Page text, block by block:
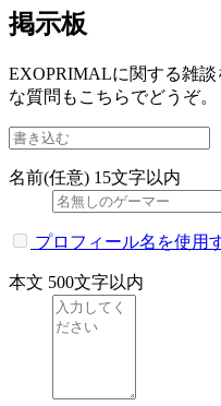
掲示板
EXOPRIMALに関する雑
な質問もこちらでどうぞ。
名前(任意) 15文字以内
プロフィール名を使用
本文 500文字以内